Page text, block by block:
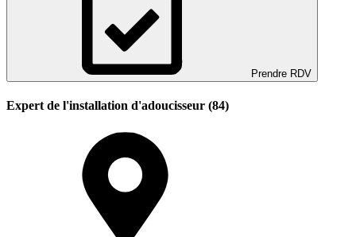
Prendre RDV
Expert de l'installation d'adoucisseur (84)